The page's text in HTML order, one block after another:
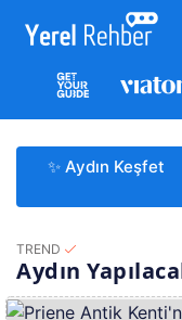
✨ Aydın Keşfet
TREND
Aydın